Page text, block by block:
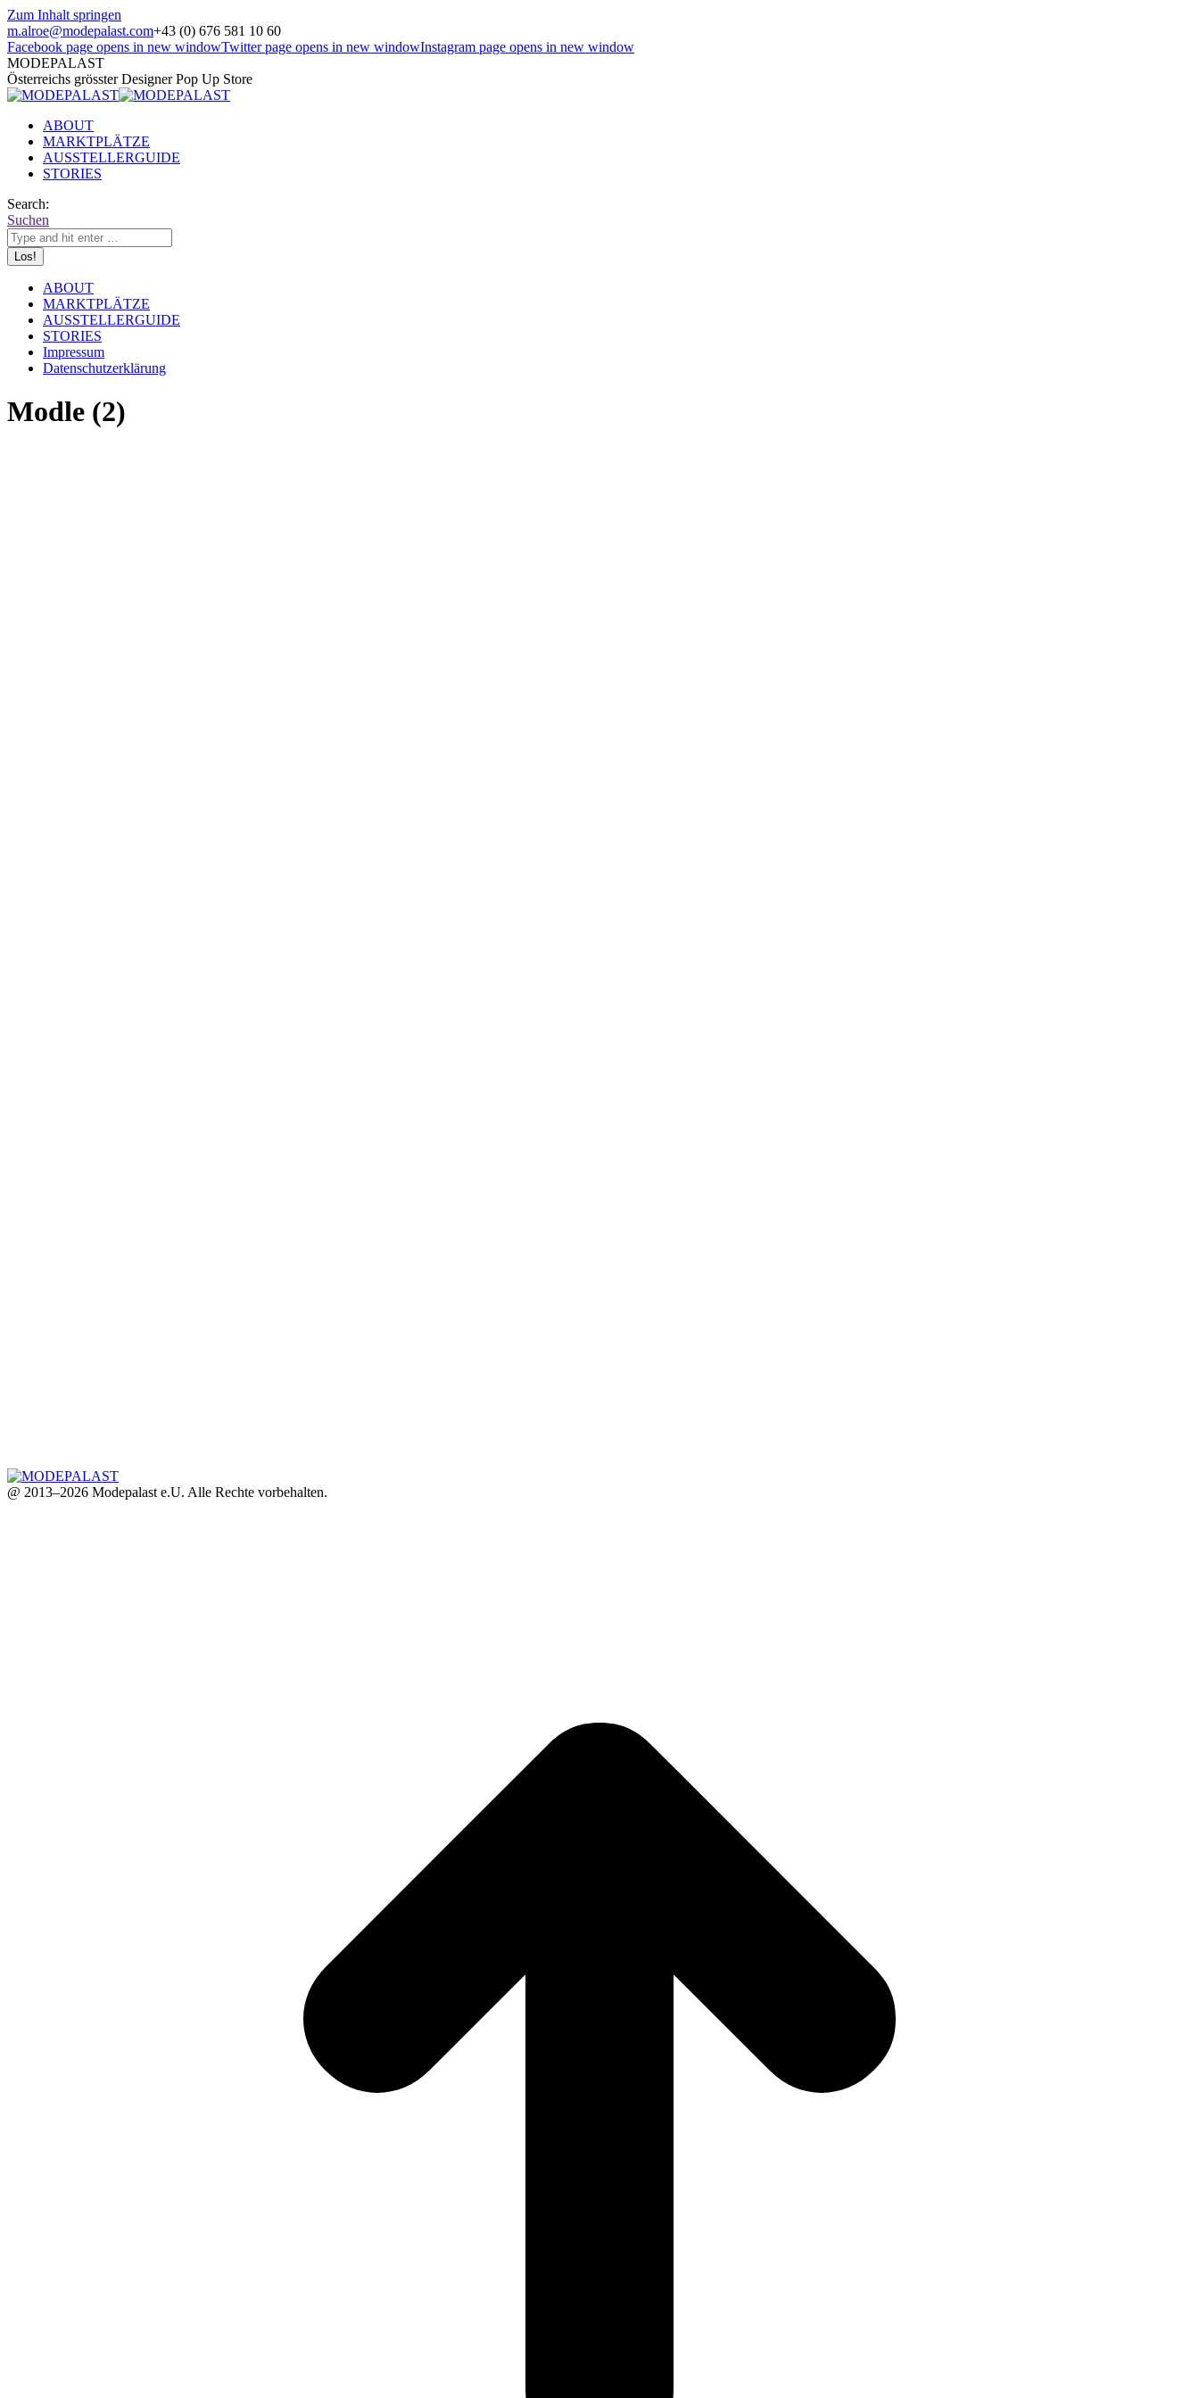
Zum Inhalt springen
m.alroe@modepalast.com+43 (0) 676 581 10 60
Facebook page opens in new windowTwitter page opens in new windowInstagram page opens in new window
MODEPALAST
Österreichs grösster Designer Pop Up Store
ABOUT
MARKTPLÄTZE
AUSSTELLERGUIDE
STORIES
Search:
Suchen
ABOUT
MARKTPLÄTZE
AUSSTELLERGUIDE
STORIES
Impressum
Datenschutzerklärung
Modle (2)
@ 2013–2026 Modepalast e.U. Alle Rechte vorbehalten.